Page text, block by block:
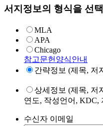
서지정보의 형식을 선
MLA
APA
Chicago
참고문헌양식안내
간략정보 (제목, 저
상세정보 (제목, 저
연도, 작성언어, KDC,
수신자 이메일